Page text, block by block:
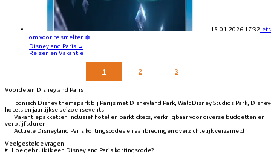
15-01-2026 17:32Iets
om voor te smelten ❄️
Disneyland Paris →
Reizen en Vakantie
1 2 3
Voordelen Disneyland Paris
Iconisch Disney themapark bij Parijs met Disneyland Park, Walt Disney Studios Park,
hotels en jaarlijkse seizoensevents
Vakantiepakketten inclusief hotel en parktickets, verkrijgbaar voor diverse budgetten en
verblijfsduren
Actuele Disneyland Paris kortingscodes en aanbiedingen overzichtelijk verzameld
Veelgestelde vragen
Hoe gebruik ik een Disneyland Paris kortingscode?